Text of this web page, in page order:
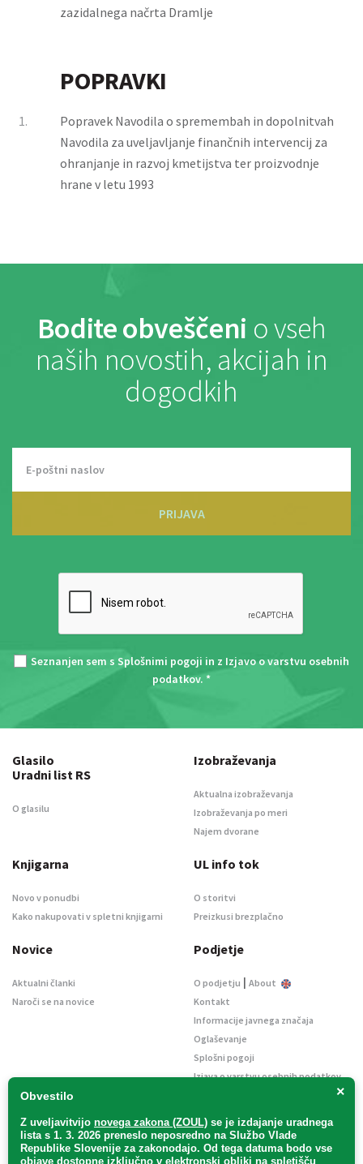
zazidalnega načrta Dramlje
POPRAVKI
1.
Popravek Navodila o spremembah in dopolnitvah
Navodila za uveljavljanje finančnih intervencij za
ohranjanje in razvoj kmetijstva ter proizvodnje
hrane v letu 1993
Bodite obveščeni o vseh
naših novostih, akcijah in
dogodkih
PRIJAVA
Seznanjen sem s Splošnimi pogoji in z Izjavo o varstvu osebnih
podatkov. *
×
Obvestilo
Z uveljavitvijo novega zakona (ZOUL) se je izdajanje uradnega
lista s 1. 3. 2026 preneslo neposredno na Službo Vlade
Republike Slovenije za zakonodajo. Od tega datuma bodo vse
objave dostopne izključno v elektronski obliki na spletišču
Glasilo
Uradni list RS
O glasilu
Izobraževanja
Aktualna izobraževanja
Izobraževanja po meri
Najem dvorane
Knjigarna
Novo v ponudbi
Kako nakupovati v spletni knjigarni
UL info tok
O storitvi
Preizkusi brezplačno
Novice
Aktualni članki
Naroči se na novice
Podjetje
O podjetju | About
Kontakt
Informacije javnega značaja
Oglaševanje
Splošni pogoji
Izjava o varstvu osebnih podatkov